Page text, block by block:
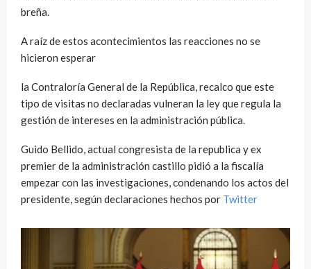
breña.
A raíz de estos acontecimientos las reacciones no se
hicieron esperar
la Contraloría General de la República, recalco que este
tipo de visitas no declaradas vulneran la ley que regula la
gestión de intereses en la administración pública.
Guido Bellido, actual congresista de la republica y ex
premier de la administración castillo pidió a la fiscalía
empezar con las investigaciones, condenando los actos del
presidente, según declaraciones hechos por Twitter